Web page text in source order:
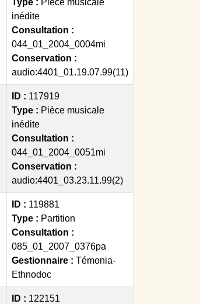
Type : Pièce musicale
inédite
Consultation :
044_01_2004_0004mi
Conservation :
audio:4401_01.19.07.99(11)
ID : 117919
Type : Pièce musicale
inédite
Consultation :
044_01_2004_0051mi
Conservation :
audio:4401_03.23.11.99(2)
ID : 119881
Type : Partition
Consultation :
085_01_2007_0376pa
Gestionnaire : Témonia-
Ethnodoc
ID : 122151